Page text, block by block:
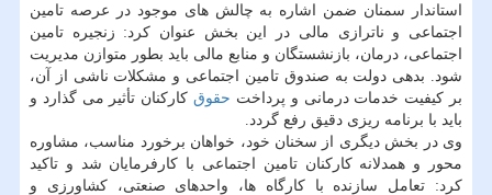
استاندار سمنان ضمن اشاره به چالش های موجود در عرصه تامین
اجتماعی و ناترازی مالی در این بخش عنوان کرد: زنجیره تامین
اجتماعی، درمان، بازنشستگان و منابع مالی باید بطور متوازن مدیریت
شود. بدهی دولت به صندوق تامین اجتماعی و مشکلات ناشی از آن،
بر کیفیت خدمات درمانی و پرداخت حقوق کارکنان تأثیر می گذارد و
باید با برنامه ریزی دقیق رفع گردد.
وی در بخش دیگری از سخنان خود، خواهان برخورد مناسب، مشاوره
محور و همدلانه کارکنان تامین اجتماعی با کارفرمایان شد و تاکید
کرد: تعامل سازنده با کارگاه ها، واحدهای صنعتی، کشاورزی و